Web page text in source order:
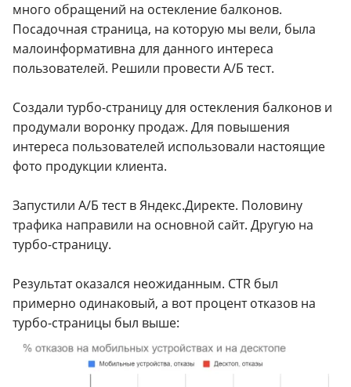
много обращений на остекление балконов.
Посадочная страница, на которую мы вели, была
малоинформативна для данного интереса
пользователей. Решили провести А/Б тест.
Создали турбо-страницу для остекления балконов и
продумали воронку продаж. Для повышения
интереса пользователей использовали настоящие
фото продукции клиента.
Запустили А/Б тест в Яндекс.Директе. Половину
трафика направили на основной сайт. Другую на
турбо-страницу.
Результат оказался неожиданным. CTR был
примерно одинаковый, а вот процент отказов на
турбо-страницы был выше: